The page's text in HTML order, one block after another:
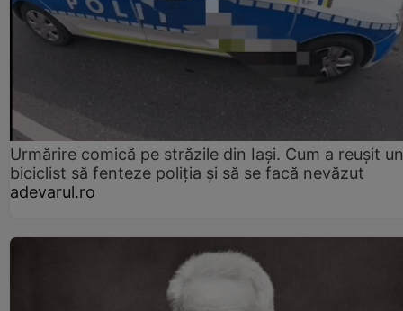
Urmărire comică pe străzile din Iași. Cum a reușit un
biciclist să fenteze poliția și să se facă nevăzut
adevarul.ro